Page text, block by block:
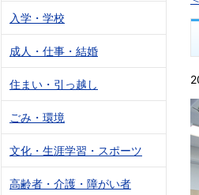
入学・学校
成人・仕事・結婚
住まい・引っ越し
ごみ・環境
文化・生涯学習・スポーツ
高齢者・介護・障がい者